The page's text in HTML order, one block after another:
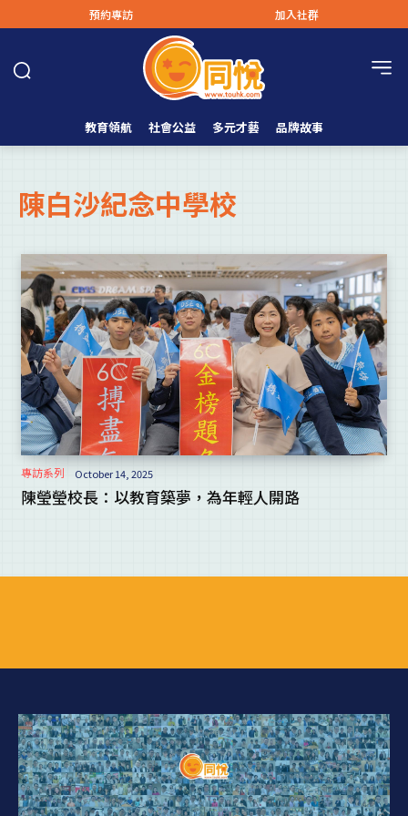
預約專訪 加入社群
教育領航 社會公益 多元才藝 品牌故事
陳白沙紀念中學校
專訪系列 October 14, 2025
陳瑩瑩校長：以教育築夢，為年輕人開路